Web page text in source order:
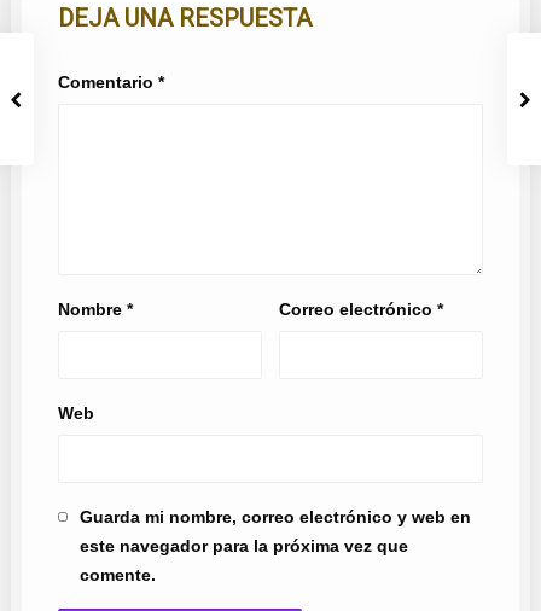
DEJA UNA RESPUESTA
Comentario *
Nombre * Correo electrónico*
Web
Guarda mi nombre, correo electrónico y web en
este navegador para la próxima vez que
comente.